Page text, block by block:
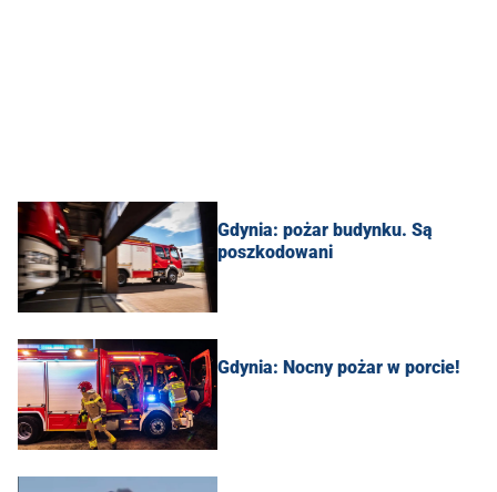
Gdynia: pożar budynku. Są
poszkodowani
Gdynia: Nocny pożar w porcie!